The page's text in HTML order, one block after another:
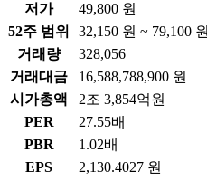
저가
49,800 원
52주 범위
32,150 원 ~ 79,100 원
거래량
328,056
거래대금
16,588,788,900 원
시가총액
2조 3,854억원
PER
27.55배
PBR
1.02배
EPS
2,130.4027 원